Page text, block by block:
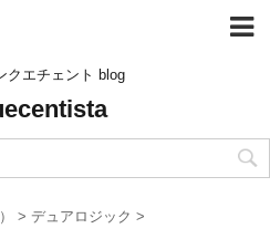
クエチェント blog
> デュアロジック >